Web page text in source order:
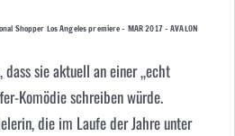
Shopper Los Angeles premiere – MAR 2017 – AVALON
sie aktuell an einer „echt
Komödie schreiben würde.
die im Laufe der Jahre unter